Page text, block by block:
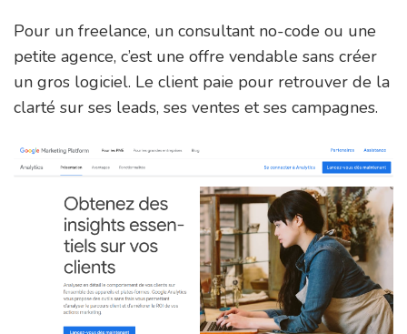
Pour un freelance, un consultant no-code ou une
petite agence, c’est une offre vendable sans créer
un gros logiciel. Le client paie pour retrouver de la
clarté sur ses leads, ses ventes et ses campagnes.